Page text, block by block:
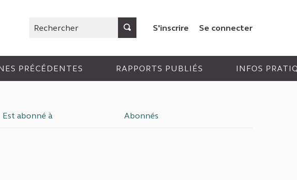
Rechercher S'inscrire Se connecter
PRÉCÉDENTES RAPPORTS PUBLIÉS INFOS
Est abonné à Abonnés